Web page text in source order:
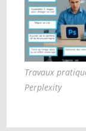
Travaux
Perplexity